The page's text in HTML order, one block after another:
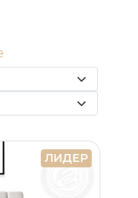
ЛИДЕР